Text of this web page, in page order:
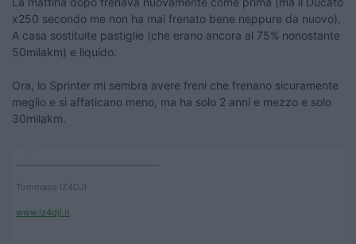
x250 secondo me non ha mai frenato bene neppure da nuovo).
A casa sostituite pastiglie (che erano ancora al 75% nonostante
50milakm) e liquido.
Ora, lo Sprinter mi sembra avere freni che frenano sicuramente
meglio e si affaticano meno, ma ha solo 2 anni e mezzo e solo
30milakm.
Tommaso IZ4DJI
www.iz4dji.it